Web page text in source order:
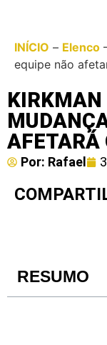
INÍCIO – Elenco
equipe não
KIRKMAN
AFETARÁ
Por: Rafael
RESUMO